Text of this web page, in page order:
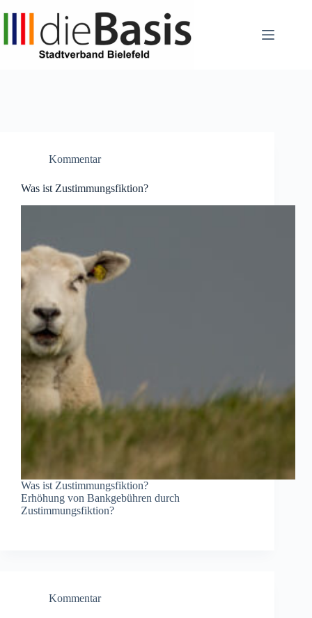
Kommentar
Was ist Zustimmungsfiktion?
Was ist Zustimmungsfiktion?
Erhöhung von Bankgebühren durch
Zustimmungsfiktion?
Kommentar